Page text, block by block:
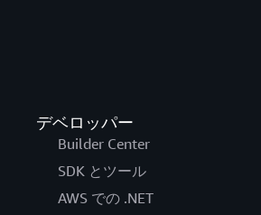
デベロッパー
Builder Center
SDK とツール
AWS での .NET